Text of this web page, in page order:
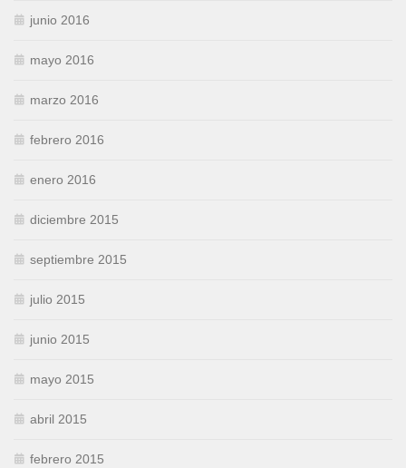
junio 2016
mayo 2016
marzo 2016
febrero 2016
enero 2016
diciembre 2015
septiembre 2015
julio 2015
junio 2015
mayo 2015
abril 2015
febrero 2015